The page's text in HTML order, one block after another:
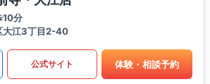
10分
大江3丁目2-40
公式サイト 体験・相談予約